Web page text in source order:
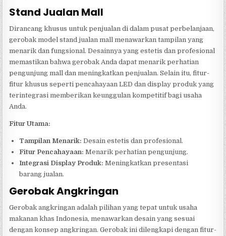
Stand Jualan Mall
Dirancang khusus untuk penjualan di dalam pusat perbelanjaan,
gerobak model stand jualan mall menawarkan tampilan yang
menarik dan fungsional. Desainnya yang estetis dan profesional
memastikan bahwa gerobak Anda dapat menarik perhatian
pengunjung mall dan meningkatkan penjualan. Selain itu, fitur-
fitur khusus seperti pencahayaan LED dan display produk yang
terintegrasi memberikan keunggulan kompetitif bagi usaha
Anda.
Fitur Utama:
Tampilan Menarik: Desain estetis dan profesional.
Fitur Pencahayaan: Menarik perhatian pengunjung.
Integrasi Display Produk: Meningkatkan presentasi
barang jualan.
Gerobak Angkringan
Gerobak angkringan adalah pilihan yang tepat untuk usaha
makanan khas Indonesia, menawarkan desain yang sesuai
dengan konsep angkringan. Gerobak ini dilengkapi dengan fitur-